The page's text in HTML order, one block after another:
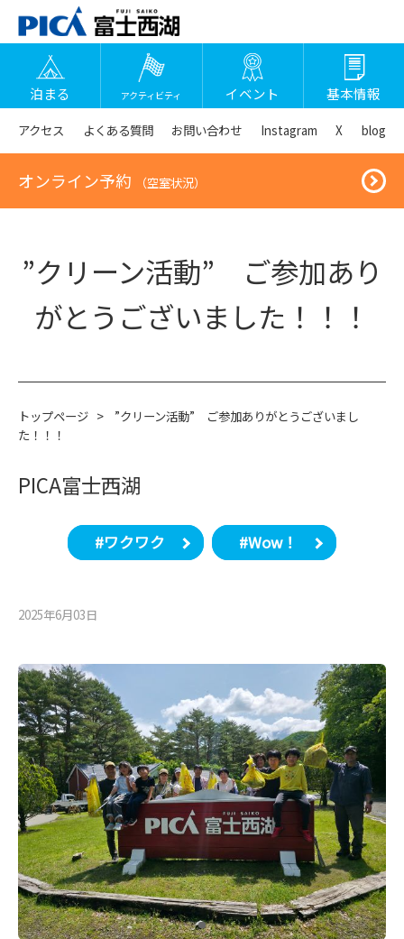
泊まる アクティビティ イベント 基本情報
アクセス よくある質問 お問い合わせ Instagram X blog
オンライン予約 （空室状況）
”クリーン活動” ご参加あり
がとうございました！！！
トップページ >
”クリーン活動” ご参加ありがとうございまし
た！！！
PICA富士西湖
#ワクワク #Wow！
2025年6月03⽇